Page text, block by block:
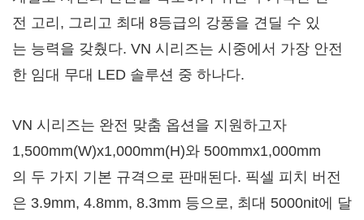
전 고리, 그리고 최대 8등급의 강풍을 견딜 수 있
는 능력을 갖췄다. VN 시리즈는 시중에서 가장 안전
한 임대 무대 LED 솔루션 중 하나다.
VN 시리즈는 완전 맞춤 옵션을 지원하고자
1,500mm(W)x1,000mm(H)와 500mmx1,000mm
의 두 가지 기본 규격으로 판매된다. 픽셀 피치 버전
은 3.9mm, 4.8mm, 8.3mm 등으로, 최대 5000nit에 달